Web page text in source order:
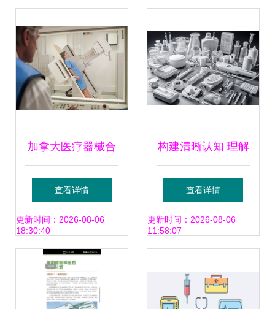
加拿大医疗器械合
格评估体系详解
CMDCAS、TUV
SUD与国际标准
查看详情
更新时间：2026-08-06
18:30:40
构建清晰认知 理解
关键医疗器械
606200708的医用
查看详情
更新时间：2026-08-06
11:58:07